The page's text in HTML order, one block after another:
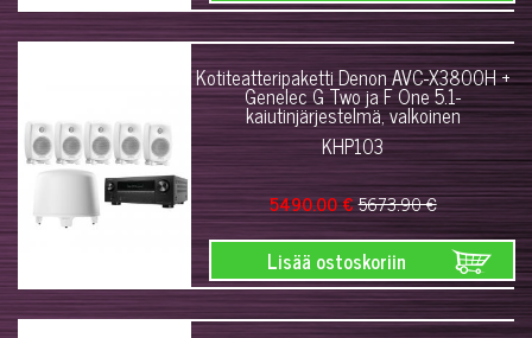
Kotiteatteripaketti Denon AVC-X3800H +
Genelec G Two ja F One 5.1-
kaiutinjärjestelmä, valkoinen
KHP103
5490.00 €5673.90 €
Lisää ostoskoriin